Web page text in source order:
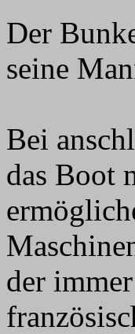
Der
seine
Bei
das Boot
der